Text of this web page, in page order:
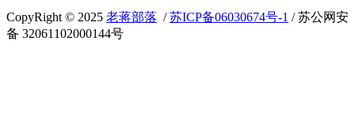
CopyRight © 2025 老蒋部落 /苏ICP备06030674号-1 / 苏公网安
备 32061102000144号